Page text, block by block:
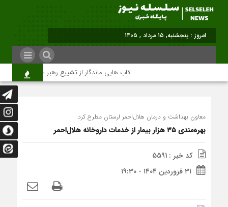
برابر با : Thursda
قاب هایی ماندگار از تشییع رهبر شهید در تهران
معاون بهداشت و درمان هلال‌احمر لرستان مطرح کرد:
بهره‌مندی ۳۵ هزار بیمار از خدمات داروخانه هلال‌احمر
کد خبر : 5591
۳۱ فروردین ۱۴۰۴ - ۱۹:۳۰